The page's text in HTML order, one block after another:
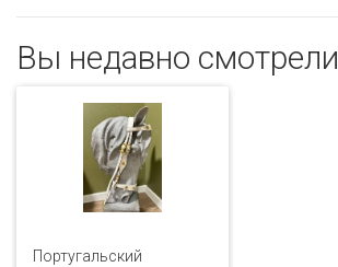
Вы недавно смотрели
Португальский